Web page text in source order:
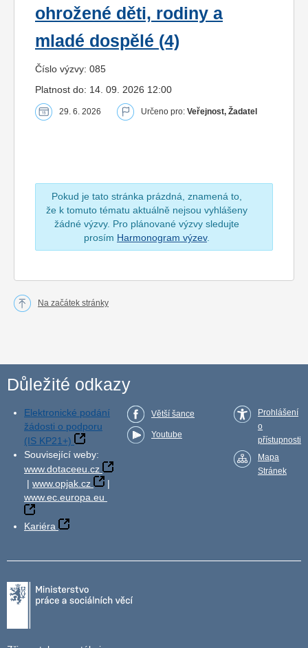
ohrožené děti, rodiny a
mladé dospělé (4)
Číslo výzvy: 085
Platnost do: 14. 09. 2026 12:00
29. 6. 2026 Určeno pro: Veřejnost, Žadatel
Pokud je tato stránka prázdná, znamená to,
že k tomuto tématu aktuálně nejsou vyhlášeny
žádné výzvy. Pro plánované výzvy sledujte
prosím Harmonogram výzev.
Na začátek stránky
Důležité odkazy
Elektronické podání
žádosti o podporu
(IS KP21+)
Související weby:
www.dotaceeu.cz
| www.opjak.cz
|
www.ec.europa.eu
Kariéra
Větší šance
Youtube
Prohlášení
o
přístupnosti
Mapa
Stránek